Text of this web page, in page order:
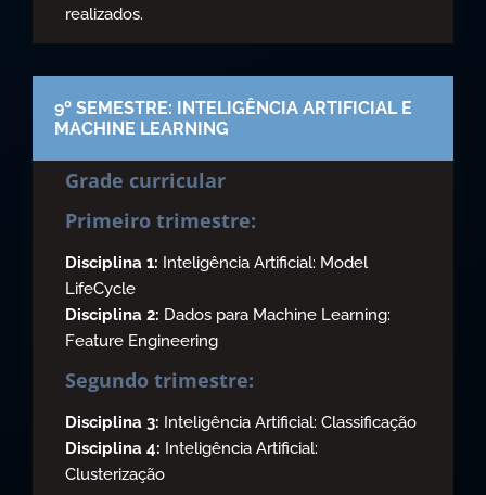
realizados.
9º SEMESTRE: INTELIGÊNCIA ARTIFICIAL E
MACHINE LEARNING
Grade curricular
Primeiro trimestre:
Disciplina 1: Inteligência Artificial: Model
LifeCycle
Disciplina 2: Dados para Machine Learning:
Feature Engineering
Segundo trimestre:
Disciplina 3: Inteligência Artificial: Classificação
Disciplina 4: Inteligência Artificial:
Clusterização